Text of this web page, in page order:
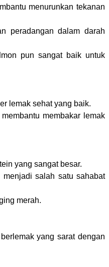
menurunkan tekanan
peradangan dalam darah
pun sangat baik untuk
lemak sehat yang baik.
membakar lemak
yang sangat besar.
salah satu sahabat
merah.
yang sarat dengan